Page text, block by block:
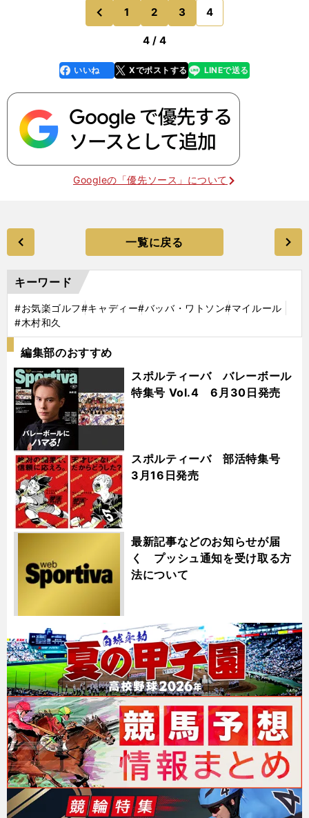
前
のページへ
1 2 3 4
4 / 4
faceboo
k
いいね Xでポストする
line LINEで送る
Googleの「優先ソース」について
一覧に戻る
キーワード
#お気楽ゴルフ#キャディー#バッバ・ワトソン#マイルール
#木村和久
編集部のおすすめ
スポルティーバ バレーボール
特集号 Vol.4 6月30日発売
スポルティーバ 部活特集号
3月16日発売
最新記事などのお知らせが届
く プッシュ通知を受け取る方
法について